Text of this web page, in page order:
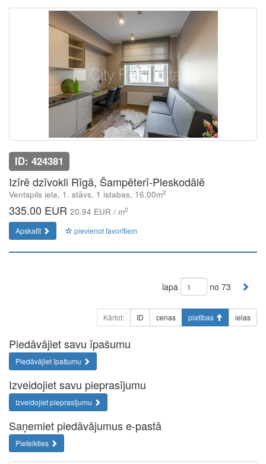
ID: 424381
Izīrē dzīvokli Rīgā, Šampēterī-Pleskodālē
Ventspils iela, 1. stāvs, 1 istabas, 16.00m2
335.00 EUR 20.94 EUR / m2
Apskatīt pievienot favorītiem
lapa no 73
Kārtot: ID cenas platības ielas
Piedāvājiet savu īpašumu
Piedāvājiet īpašumu
Izveidojiet savu pieprasījumu
Izveidojiet pieprasījumu
Saņemiet piedāvājumus e-pastā
Pieteikties